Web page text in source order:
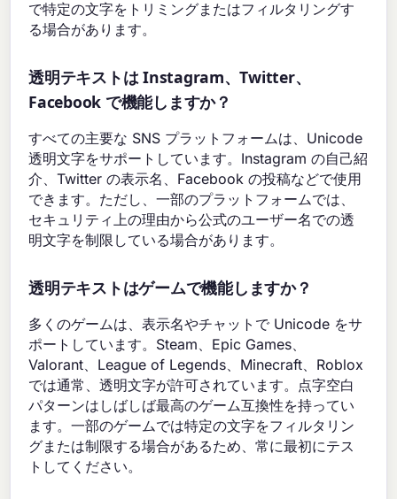
で特定の文字をトリミングまたはフィルタリングす
る場合があります。
透明テキストは Instagram、Twitter、
Facebook で機能しますか？
すべての主要な SNS プラットフォームは、Unicode
透明文字をサポートしています。Instagram の自己紹
介、Twitter の表示名、Facebook の投稿などで使用
できます。ただし、一部のプラットフォームでは、
セキュリティ上の理由から公式のユーザー名での透
明文字を制限している場合があります。
透明テキストはゲームで機能しますか？
多くのゲームは、表示名やチャットで Unicode をサ
ポートしています。Steam、Epic Games、
Valorant、League of Legends、Minecraft、Roblox
では通常、透明文字が許可されています。点字空白
パターンはしばしば最高のゲーム互換性を持ってい
ます。一部のゲームでは特定の文字をフィルタリン
グまたは制限する場合があるため、常に最初にテス
トしてください。